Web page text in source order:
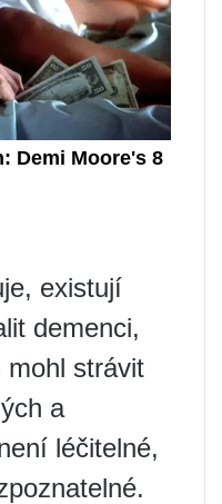
existují
demenci,
mohl strávit
a
léčitelné,